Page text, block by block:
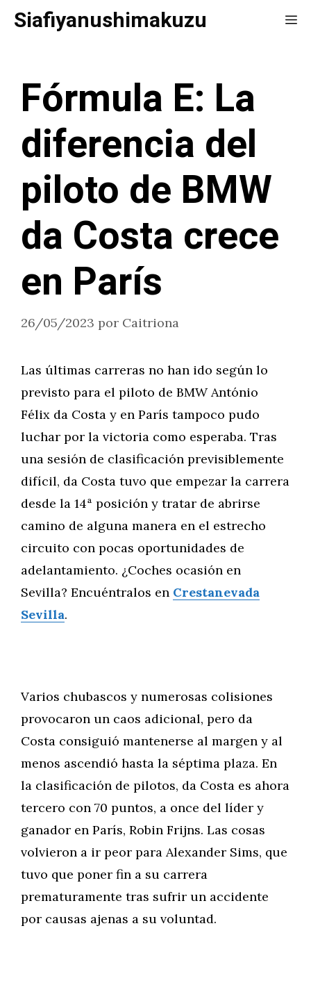
SaltarSiafiyanushimakuzu
Fórmula E: La
diferencia del
piloto de BMW
da Costa crece
en París
26/05/2023 por Caitriona
Las últimas carreras no han ido según lo
previsto para el piloto de BMW António
Félix da Costa y en París tampoco pudo
luchar por la victoria como esperaba. Tras
una sesión de clasificación previsiblemente
difícil, da Costa tuvo que empezar la carrera
desde la 14ª posición y tratar de abrirse
camino de alguna manera en el estrecho
circuito con pocas oportunidades de
adelantamiento. ¿Coches ocasión en
Sevilla? Encuéntralos en Crestanevada
Sevilla.
Varios chubascos y numerosas colisiones
provocaron un caos adicional, pero da
Costa consiguió mantenerse al margen y al
menos ascendió hasta la séptima plaza. En
la clasificación de pilotos, da Costa es ahora
tercero con 70 puntos, a once del líder y
ganador en París, Robin Frijns. Las cosas
volvieron a ir peor para Alexander Sims, que
tuvo que poner fin a su carrera
prematuramente tras sufrir un accidente
por causas ajenas a su voluntad.